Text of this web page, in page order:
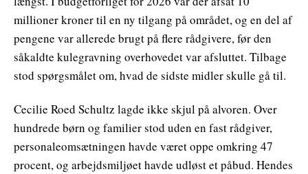
millioner kroner til en ny tilgang på området, og en del af
pengene var allerede brugt på flere rådgivere, før den
såkaldte kulegravning overhovedet var afsluttet. Tilbage
stod spørgsmålet om, hvad de sidste midler skulle gå til.
Cecilie Roed Schultz lagde ikke skjul på alvoren. Over
hundrede børn og familier stod uden en fast rådgiver,
personaleomsætningen havde været oppe omkring 47
procent, og arbejdsmiljøet havde udløst et påbud. Hendes